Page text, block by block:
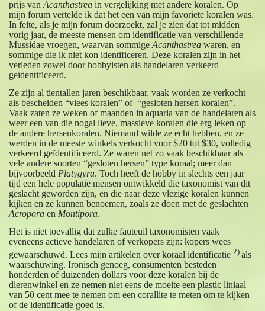
prijs vanAcanthastrea in vergelijking met andere koralen. Op
mijn forum vertelde ik dat het een van mijn favoriete koralen was.
In feite, als je mijn forum doorzoekt, zal je zien dat tot midden
vorig jaar, de meeste mensen om identificatie van verschillende
Mussidae vroegen, waarvan sommigeAcanthastrea waren, en
sommige die ik niet kon identificeren. Deze koralen zijn in het
verleden zowel door hobbyisten als handelaren verkeerd
geïdentificeerd.
Ze zijn al tientallen jaren beschikbaar, vaak worden ze verkocht
als bescheiden “vlees koralen” of “gesloten hersen koralen”.
Vaak zaten ze weken of maanden in aquaria van de handelaren als
weer een van die nogal lieve, massieve koralen die erg leken op
de andere hersenkoralen. Niemand wilde ze echt hebben, en ze
werden in de meeste winkels verkocht voor $20 tot $30, volledig
verkeerd geïdentificeerd. Ze waren net zo vaak beschikbaar als
vele andere soorten “gesloten hersen” type koraal; meer dan
bijvoorbeeld Platygyra. Toch heeft de hobby in slechts een jaar
tijd een hele populatie mensen ontwikkeld die taxonomist van dit
geslacht geworden zijn, en die naar deze vlezige koralen kunnen
kijken en ze kunnen benoemen, zoals ze doen met de geslachten
Acropora en Montipora.
Het is niet toevallig dat zulke fauteuil taxonomisten vaak
eveneens actieve handelaren of verkopers zijn: kopers wees
gewaarschuwd. Lees mijn artikelen over koraal identificatie2) als
waarschuwing. Ironisch genoeg, consumenten besteden
honderden of duizenden dollars voor deze koralen bij de
dierenwinkel en ze nemen niet eens de moeite een plastic liniaal
van 50 cent mee te nemen om een corallite te meten om te kijken
of de identificatie goed is.